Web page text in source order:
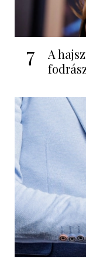
7
A